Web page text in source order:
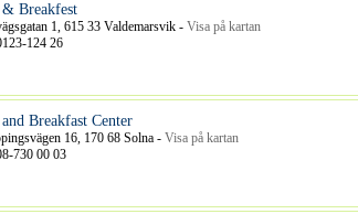
& Breakfest
1, 615 33 Valdemarsvik - Visa på kartan
124 26
Breakfast Center
16, 170 68 Solna - Visa på kartan
730 00 03